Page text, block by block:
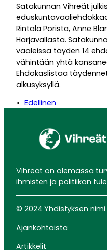
Satakunnan Vihreät
Rintala Porista, Anne
Harjavallasta.
vaaleissa täyden 14
vähintään yhtä
Ehdokaslistaa
alkusyksyllä.
« Edellinen
Vihreät on olemassa
ihmisten ja politiikan
© 2024 Yhdistyksen nimi
Ajankohtaista
Artikkelit